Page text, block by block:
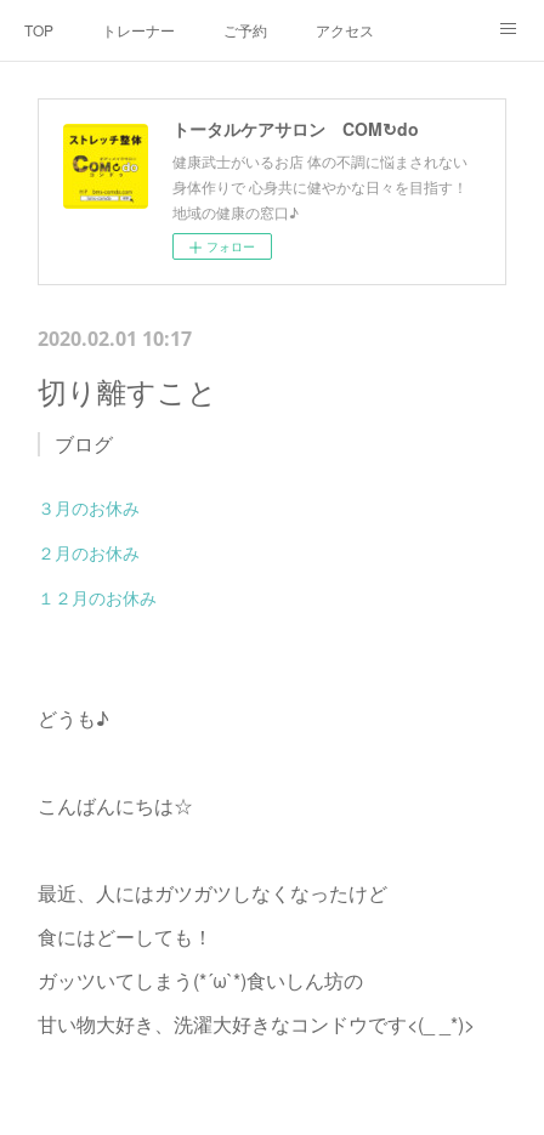
TOP トレーナー ご予約 アクセス
お客様の声
トータルケアサロン COM↻do
健康武士がいるお店 体の不調に悩まされない
身体作りで 心身共に健やかな日々を目指す！
地域の健康の窓口♪
フォロー
2020.02.01 10:17
切り離すこと
ブログ
３月のお休み
２月のお休み
１２月のお休み
どうも♪
こんばんにちは☆
最近、人にはガツガツしなくなったけど
食にはどーしても！
ガッツいてしまう(*´ω`*)食いしん坊の
甘い物大好き、洗濯大好きなコンドウです<(_ _*)>